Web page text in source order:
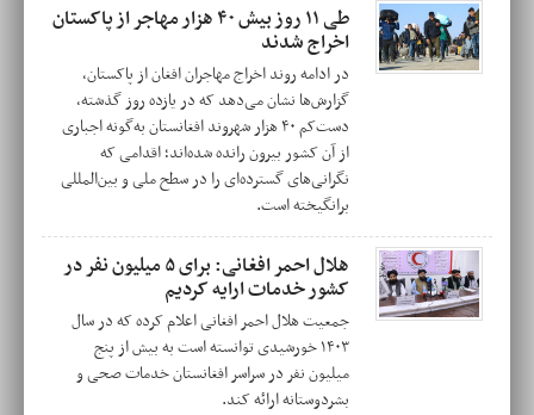
طی ۱۱ روز بیش ۴۰ هزار مهاجر از پاکستان
اخراج شدند
در ادامه روند اخراج مهاجران افغان از پاکستان،
گزارش‌ها نشان می‌دهد که در یازده روز گذشته،
دست‌کم ۴۰ هزار شهروند افغانستان به‌گونه اجباری
از آن کشور بیرون رانده شده‌اند؛ اقدامی که
نگرانی‌های گسترده‌ای را در سطح ملی و بین‌المللی
برانگیخته است.
هلال احمر افغانی: برای ۵ میلیون نفر در
کشور خدمات ارایه کردیم
جمعیت هلال احمر افغانی اعلام کرده که در سال
۱۴۰۳ خورشیدی توانسته است به بیش از پنج
میلیون نفر در سراسر افغانستان خدمات صحی و
بشردوستانه ارائه کند.